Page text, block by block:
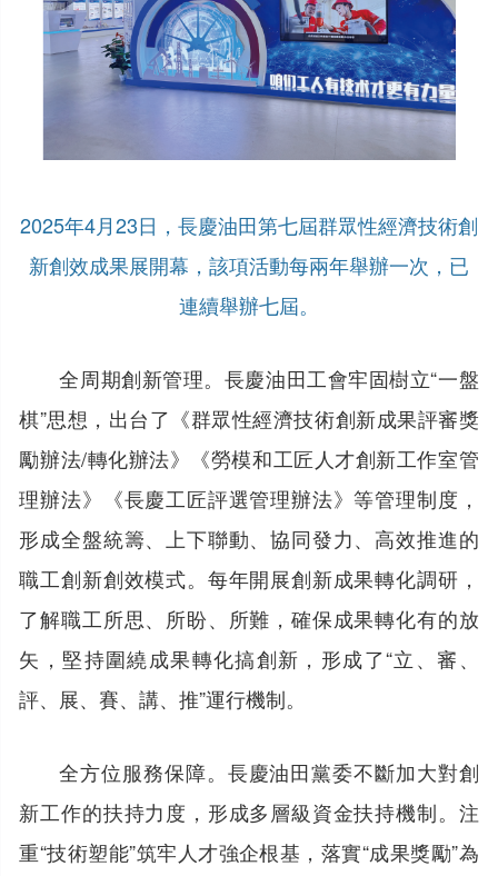
2025年4月23日，長慶油田第七屆群眾性經濟技術創
新創效成果展開幕，該項活動每兩年舉辦一次，已
連續舉辦七屆。
全周期創新管理。長慶油田工會牢固樹立“一盤
棋”思想，出台了《群眾性經濟技術創新成果評審獎
勵辦法/轉化辦法》《勞模和工匠人才創新工作室管
理辦法》《長慶工匠評選管理辦法》等管理制度，
形成全盤統籌、上下聯動、協同發力、高效推進的
職工創新創效模式。每年開展創新成果轉化調研，
了解職工所思、所盼、所難，確保成果轉化有的放
矢，堅持圍繞成果轉化搞創新，形成了“立、審、
評、展、賽、講、推”運行機制。
全方位服務保障。長慶油田黨委不斷加大對創
新工作的扶持力度，形成多層級資金扶持機制。注
重“技術塑能”筑牢人才強企根基，落實“成果獎勵”為